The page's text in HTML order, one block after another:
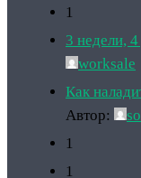
1
3 недели,
worksale
Как
Автор:
1
1